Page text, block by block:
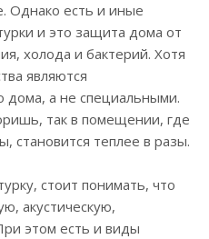
Однако есть и иные
и это защита дома от
холода и бактерий. Хотя
являются
дома, а не специальными.
так в помещении, где
становится теплее в разы.
стоит понимать, что
акустическую,
этом есть и виды